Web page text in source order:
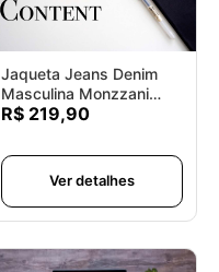
Jaqueta Jeans Denim
Masculina Monzzani
MZ736
R$ 219,90
Ver detalhes